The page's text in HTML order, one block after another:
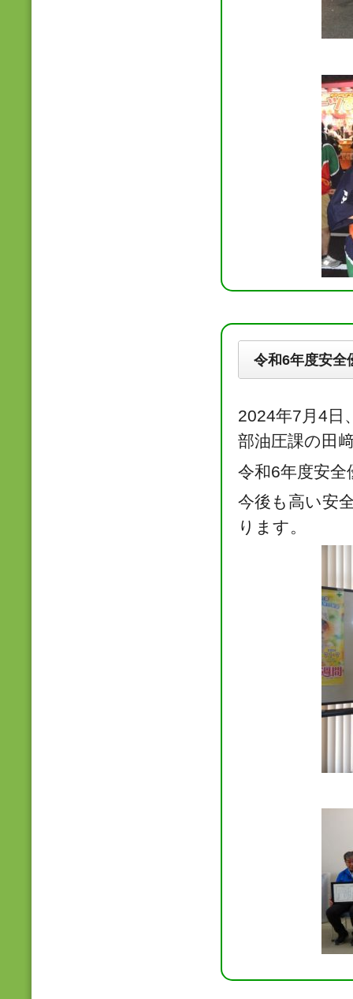
令和6年度安全
2024年7月4日
部油圧課の田
令和6年度安
今後も高い安
ります。